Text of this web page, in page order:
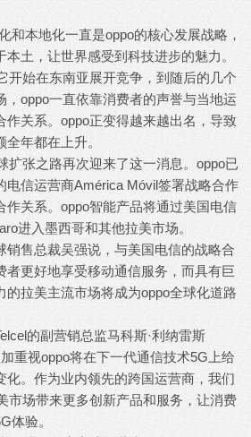
化一直是oppo的核心发展战略，
土，让世界感受到科技进步的魅力。
开始在东南亚展开竞争，到随后的几个
，oppo一直依靠消费者的声誉与当地运
作关系。oppo正变得越来越出名，导致
年都在上升。
扩张之路再次迎来了这一消息。oppo已
电信运营商América Móvil签署战略合作
作关系。oppo智能产品将通过美国电信
进入墨西哥和其他拉美市场。
销售总裁吴强说，与美国电信的战略合
者更好地享受移动通信服务，而具有巨
的拉美主流市场将成为oppo全球化道路
的副营销总监马科斯·利纳雷斯
重视oppo将在下一代通信技术5G上给
化。作为业内领先的跨国运营商，我们
市场带来更多创新产品和服务，让消费
体验。